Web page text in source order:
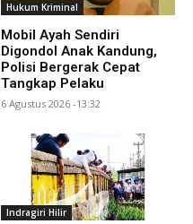
Hukum Kriminal
Mobil Ayah Sendiri
Digondol Anak Kandung,
Polisi Bergerak Cepat
Tangkap Pelaku
6 Agustus 2026 -13:32
Indragiri Hilir